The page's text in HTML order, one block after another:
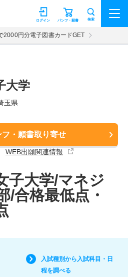
パンフ・願書
ログイン 検索
2000円分電子図書カードGET
大学
玉県
フ・願書取り寄せ
WEB出願関連情報
子大学/マネジ
/合格最低点・
入試種別から入試科目・日
程を調べる